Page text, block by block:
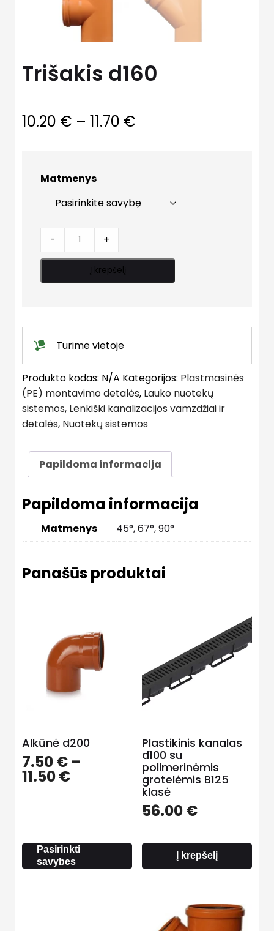
Trišakis d160
10.20 € – 11.70 €
11.70 €
Matmenys
d160
- +
Į krepšelį
Turime vietoje
Produkto kodas: N/A Kategorijos: Plastmasinės
(PE) montavimo detalės, Lauko nuotekų
sistemos, Lenkiški kanalizacijos vamzdžiai ir
detalės, Nuotekų sistemos
Papildoma informacija
Papildoma informacija
Matmenys 45°, 67°, 90°
Panašūs produktai
Alkūnė d200
7.50€ –
11.50€Price
Pasirinkti
savybes
Plastikinis kanalas
d100 su
polimerinėmis
grotelėmis B125
klasė
56.00€
Į krepšelį